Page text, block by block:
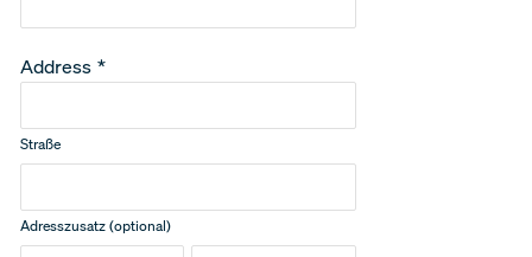
Address *
Straße
Adresszusatz (optional)